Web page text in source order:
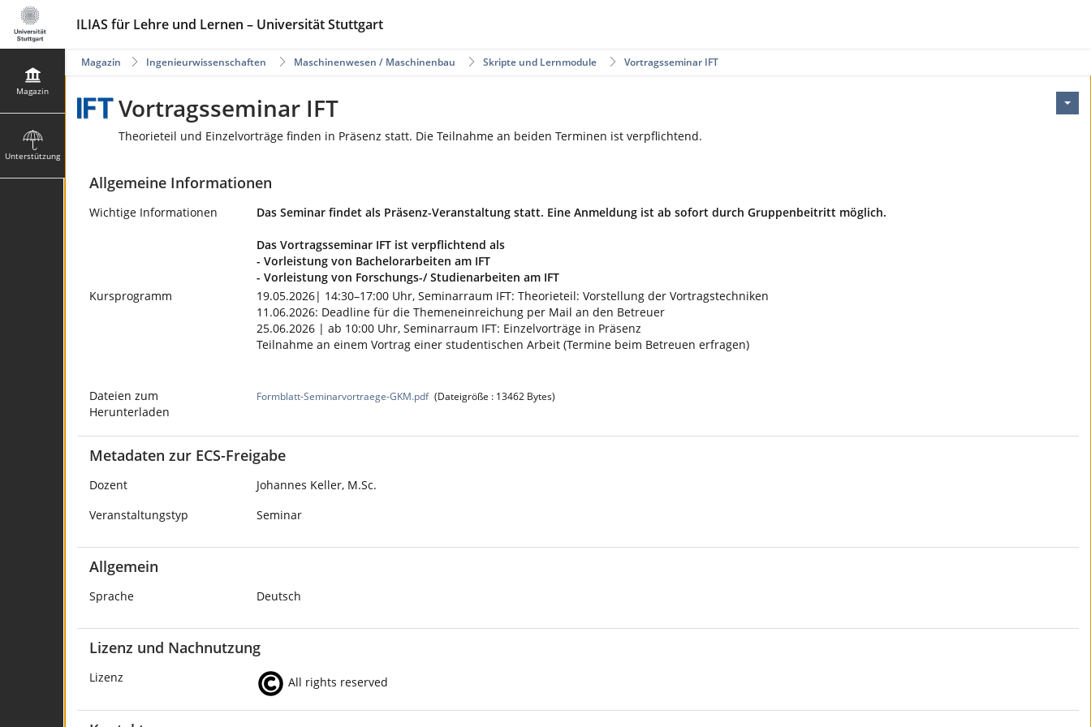
ILIAS für Lehre und Lernen – Universität Stuttgart
Magazin
Unterstützung
Vortragsseminar IFT
Skripte und Lernmodule
Maschinenwesen / Maschinenbau
Ingenieurwissenschaften
Magazin
Vortragsseminar IFT
Theorieteil und Einzelvorträge finden in Präsenz statt. Die Teilnahme an beiden Terminen ist verpflichtend.
Allgemeine Informationen
Wichtige Informationen Das Seminar findet als Präsenz-Veranstaltung statt. Eine Anmeldung ist ab sofort durch Gruppenbeitritt möglich.
Das Vortragsseminar IFT ist verpflichtend als
- Vorleistung von Bachelorarbeiten am IFT
- Vorleistung von Forschungs-/ Studienarbeiten am IFT
Kursprogramm
19.05.2026| 14:30–17:00 Uhr, Seminarraum IFT: Theorieteil: Vorstellung der Vortragstechniken
11.06.2026: Deadline für die Themeneinreichung per Mail an den Betreuer
25.06.2026 | ab 10:00 Uhr, Seminarraum IFT: Einzelvorträge in Präsenz
Teilnahme an einem Vortrag einer studentischen Arbeit (Termine beim Betreuen erfragen)
Dateien zum
Herunterladen
Formblatt-Seminarvortraege-GKM.pdf (Dateigröße : 13462 Bytes)
Metadaten zur ECS-Freigabe
Dozent
Johannes Keller, M.Sc.
Veranstaltungstyp
Seminar
Allgemein
Sprache Deutsch
Lizenz und Nachnutzung
Lizenz All rights reserved